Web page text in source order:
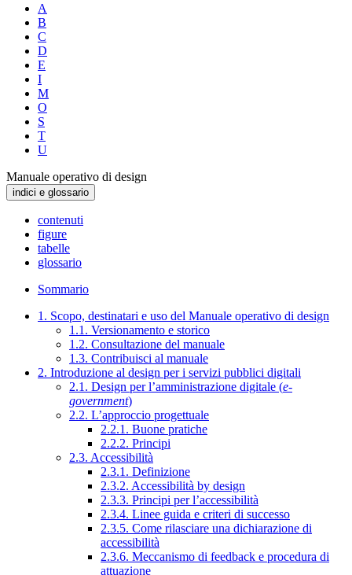
A
B
C
D
E
I
M
O
S
T
U
Manuale operativo di design
indici e glossario
contenuti
figure
tabelle
glossario
Sommario
1. Scopo, destinatari e uso del Manuale operativo di design
1.1. Versionamento e storico
1.2. Consultazione del manuale
1.3. Contribuisci al manuale
2. Introduzione al design per i servizi pubblici digitali
2.1. Design per l’amministrazione digitale (e-
government)
2.2. L’approccio progettuale
2.2.1. Buone pratiche
2.2.2. Principi
2.3. Accessibilità
2.3.1. Definizione
2.3.2. Accessibilità by design
2.3.3. Principi per l’accessibilità
2.3.4. Linee guida e criteri di successo
2.3.5. Come rilasciare una dichiarazione di
accessibilità
2.3.6. Meccanismo di feedback e procedura di
attuazione